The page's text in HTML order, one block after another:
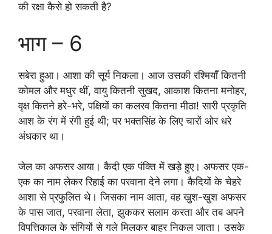
की रक्षा कैसे हो सकती है?
भाग – 6
सबेरा हुआ। आशा की सूर्य निकला। आज उसकी रश्मियॉँ कितनी
कोमल और मधुर थीं, वायु कितनी सुखद, आकाश कितना मनोहर,
वृक्ष कितने हरे-भरे, पक्षियों का कलरव कितना मीठा! सारी प्रकृति
आश के रंग में रंगी हुई थी; पर भक्तसिंह के लिए चारों ओर धरे
अंधकार था।
जेल का अफसर आया। कैदी एक पंक्ति में खड़े हुए। अफसर एक-
एक का नाम लेकर रिहाई का परवाना देने लगा। कैदियों के चेहरे
आशा से प्रफुलित थे। जिसका नाम आता, वह खुश-खुश अफसर
के पास जात, परवाना लेता, झुककर सलाम करता और तब अपने
विपत्तिकाल के संगियों से गले मिलकर बाहर निकल जाता। उसके